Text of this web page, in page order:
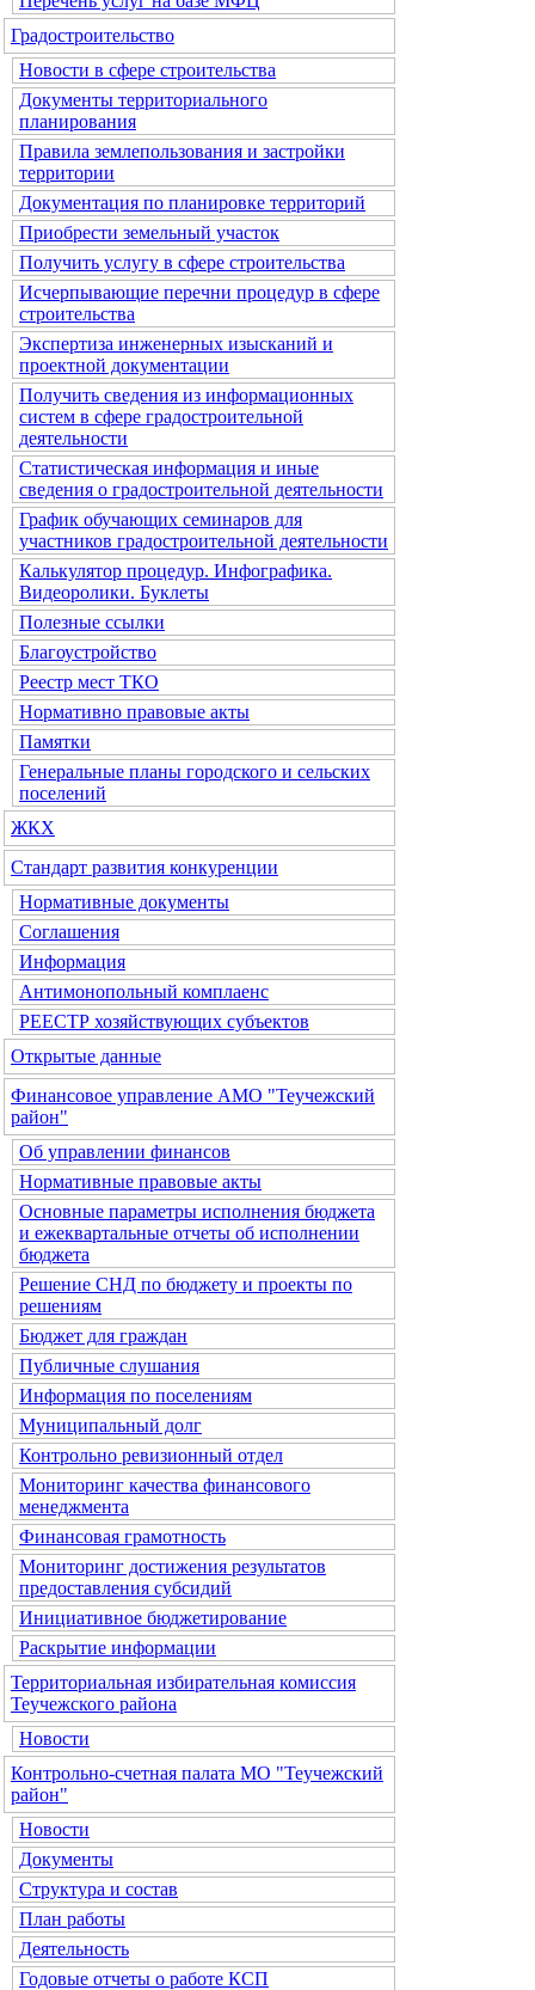
Градостроительство
Новости в сфере строительства
Документы территориального
планирования
Правила землепользования и застройки
территории
Документация по планировке территорий
Приобрести земельный участок
Получить услугу в сфере строительства
Исчерпывающие перечни процедур в сфере
строительства
Экспертиза инженерных изысканий и
проектной документации
Получить сведения из информационных
систем в сфере градостроительной
деятельности
Статистическая информация и иные
сведения о градостроительной деятельности
График обучающих семинаров для
участников градостроительной деятельности
Калькулятор процедур. Инфографика.
Видеоролики. Буклеты
Полезные ссылки
Благоустройство
Реестр мест ТКО
Нормативно правовые акты
Памятки
Генеральные планы городского и сельских
поселений
ЖКХ
Стандарт развития конкуренции
Нормативные документы
Соглашения
Информация
Антимонопольный комплаенс
РЕЕСТР хозяйствующих субъектов
Открытые данные
Финансовое управление АМО "Теучежский
район"
Об управлении финансов
Нормативные правовые акты
Основные параметры исполнения бюджета
и ежеквартальные отчеты об исполнении
бюджета
Решение СНД по бюджету и проекты по
решениям
Бюджет для граждан
Публичные слушания
Информация по поселениям
Муниципальный долг
Контрольно ревизионный отдел
Мониторинг качества финансового
менеджмента
Финансовая грамотность
Мониторинг достижения результатов
предоставления субсидий
Инициативное бюджетирование
Раскрытие информации
Территориальная избирательная комиссия
Теучежского района
Новости
Контрольно-счетная палата МО "Теучежский
район"
Новости
Документы
Структура и состав
План работы
Деятельность
Годовые отчеты о работе КСП